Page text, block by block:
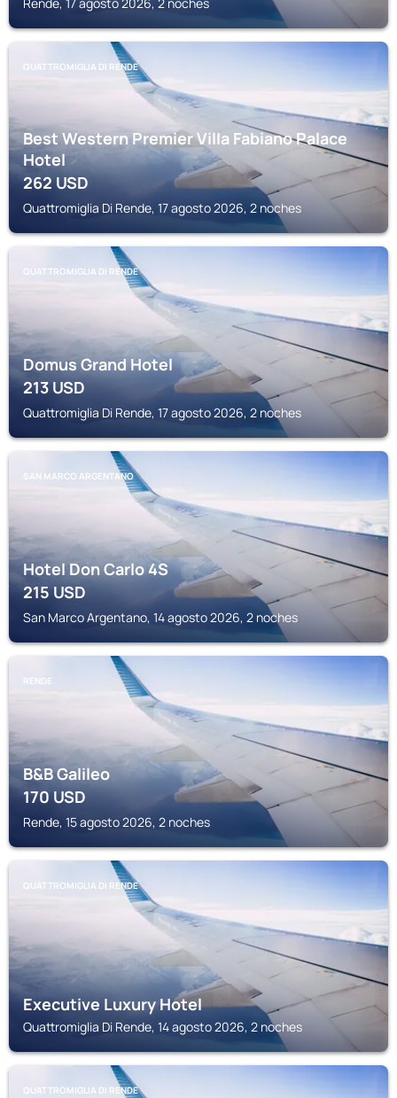
QUATTROMIGLIA DI RENDE
Best Western Premier Villa Fabiano Palace
Hotel
262USD
Quattromiglia Di Rende, 17 agosto 2026, 2 noches
QUATTROMIGLIA DI RENDE
Domus Grand Hotel
213USD
Quattromiglia Di Rende, 17 agosto 2026, 2 noches
SAN MARCO ARGENTANO
Hotel Don Carlo 4S
215USD
San Marco Argentano, 14 agosto 2026, 2 noches
RENDE
B&B Galileo
170USD
Rende, 15 agosto 2026, 2 noches
QUATTROMIGLIA DI RENDE
Executive Luxury Hotel
Quattromiglia Di Rende, 14 agosto 2026, 2 noches
QUATTROMIGLIA DI RENDE